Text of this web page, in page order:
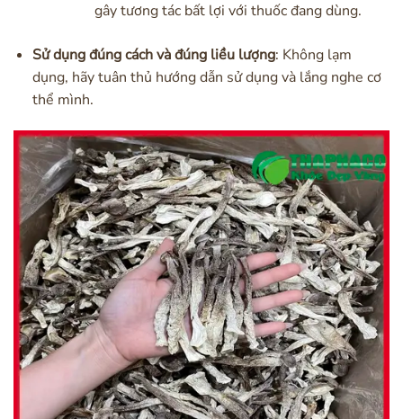
gây tương tác bất lợi với thuốc đang dùng.
Sử dụng đúng cách và đúng liều lượng: Không lạm
dụng, hãy tuân thủ hướng dẫn sử dụng và lắng nghe cơ
thể mình.